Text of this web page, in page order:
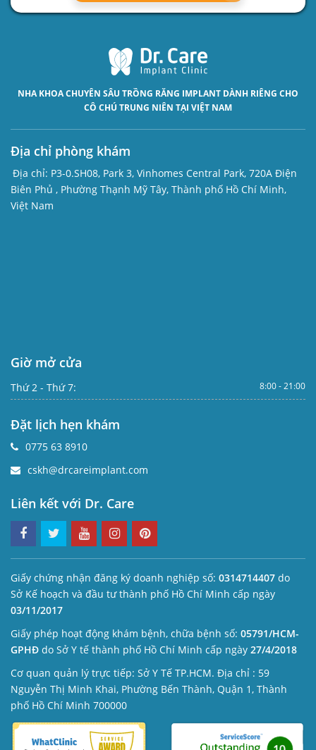
NHA KHOA CHUYÊN SÂU TRỒNG RĂNG IMPLANT DÀNH RIÊNG CHO
CÔ CHÚ TRUNG NIÊN TẠI VIỆT NAM
Địa chỉ phòng khám
Địa chỉ: P3-0.SH08, Park 3, Vinhomes Central Park, 720A Điện
Biên Phủ , Phường Thạnh Mỹ Tây, Thành phố Hồ Chí Minh,
Việt Nam
Giờ mở cửa
Thứ 2 - Thứ 7: 8:00 - 21:00
Đặt lịch hẹn khám
0775 63 8910
cskh@drcareimplant.com
Liên kết với Dr. Care
Giấy chứng nhận đăng ký doanh nghiệp số: 0314714407 do
Sở Kế hoạch và đầu tư thành phố Hồ Chí Minh cấp ngày
03/11/2017
Giấy phép hoạt động khám bệnh, chữa bệnh số: 05791/HCM-
GPHĐ do Sở Y tế thành phố Hồ Chí Minh cấp ngày 27/4/2018
Cơ quan quản lý trực tiếp: Sở Y Tế TP.HCM. Địa chỉ : 59
Nguyễn Thị Minh Khai, Phường Bến Thành, Quận 1, Thành
phố Hồ Chí Minh 700000